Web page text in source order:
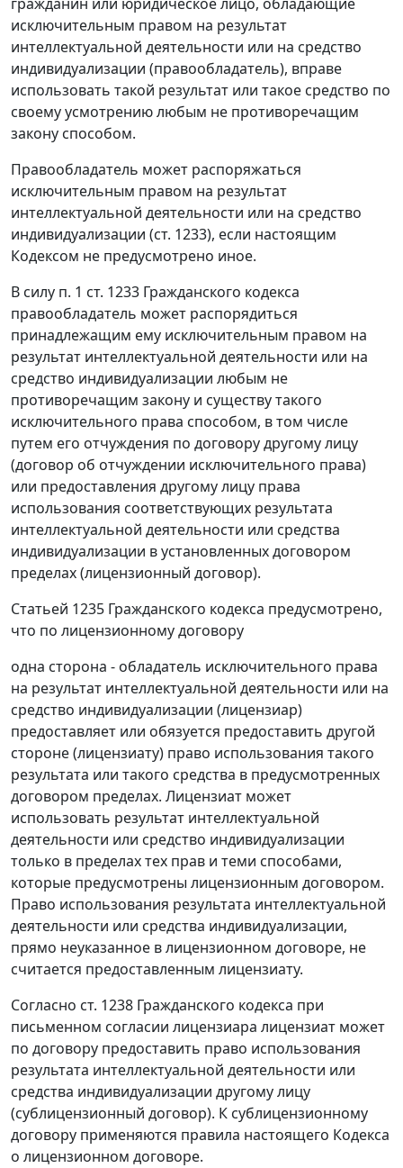
гражданин или юридическое лицо, обладающие
исключительным правом на результат
интеллектуальной деятельности или на средство
индивидуализации (правообладатель), вправе
использовать такой результат или такое средство по
своему усмотрению любым не противоречащим
закону способом.
Правообладатель может распоряжаться
исключительным правом на результат
интеллектуальной деятельности или на средство
индивидуализации (ст. 1233), если настоящим
Кодексом не предусмотрено иное.
В силу п. 1 ст. 1233 Гражданского кодекса
правообладатель может распорядиться
принадлежащим ему исключительным правом на
результат интеллектуальной деятельности или на
средство индивидуализации любым не
противоречащим закону и существу такого
исключительного права способом, в том числе
путем его отчуждения по договору другому лицу
(договор об отчуждении исключительного права)
или предоставления другому лицу права
использования соответствующих результата
интеллектуальной деятельности или средства
индивидуализации в установленных договором
пределах (лицензионный договор).
Статьей 1235 Гражданского кодекса предусмотрено,
что по лицензионному договору
одна сторона - обладатель исключительного права
на результат интеллектуальной деятельности или на
средство индивидуализации (лицензиар)
предоставляет или обязуется предоставить другой
стороне (лицензиату) право использования такого
результата или такого средства в предусмотренных
договором пределах. Лицензиат может
использовать результат интеллектуальной
деятельности или средство индивидуализации
только в пределах тех прав и теми способами,
которые предусмотрены лицензионным договором.
Право использования результата интеллектуальной
деятельности или средства индивидуализации,
прямо неуказанное в лицензионном договоре, не
считается предоставленным лицензиату.
Согласно ст. 1238 Гражданского кодекса при
письменном согласии лицензиара лицензиат может
по договору предоставить право использования
результата интеллектуальной деятельности или
средства индивидуализации другому лицу
(сублицензионный договор). К сублицензионному
договору применяются правила настоящего Кодекса
о лицензионном договоре.